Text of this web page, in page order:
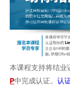
本课程支持将结业
P中完成认证。认